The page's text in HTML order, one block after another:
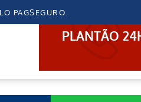
PAGSEGURO.
PLANTÃO